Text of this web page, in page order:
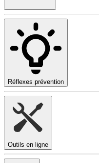
Réflexes prévention
Outils en ligne